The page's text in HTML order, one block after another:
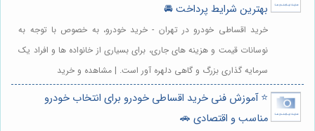
بهترین شرایط پرداخت 🚘
خرید اقساطی خودرو در تهران - خرید خودرو، به خصوص با توجه به
نوسانات قیمت و هزینه های جاری، برای بسیاری از خانواده ها و افراد یک
سرمایه گذاری بزرگ و گاهی دلهره آور است. | مشاهده و خرید
⭐️ آموزش فنی خرید اقساطی خودرو برای انتخاب خودرو
مناسب و اقتصادی 🚗